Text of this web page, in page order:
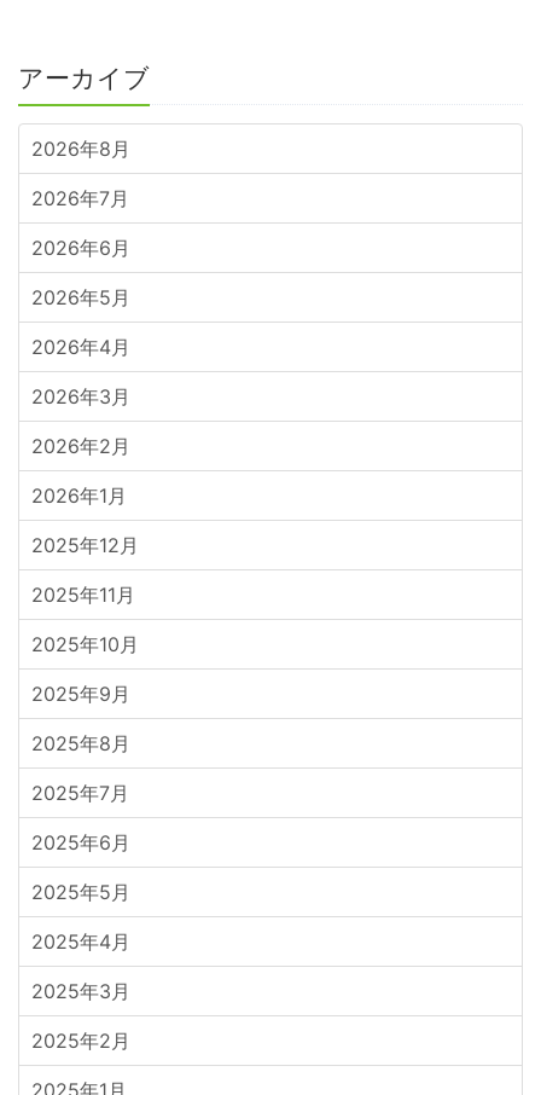
アーカイブ
2026年8月
2026年7月
2026年6月
2026年5月
2026年4月
2026年3月
2026年2月
2026年1月
2025年12月
2025年11月
2025年10月
2025年9月
2025年8月
2025年7月
2025年6月
2025年5月
2025年4月
2025年3月
2025年2月